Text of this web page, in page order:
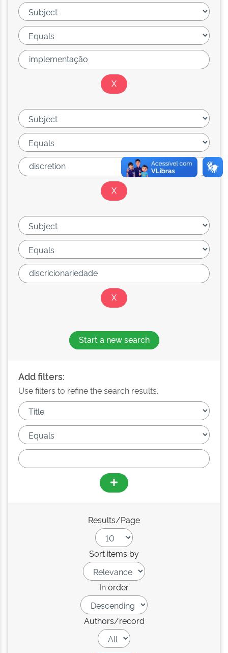
Start a new search
Add filters:
Use filters to refine the search results.
Results/Page
Sort items by
In order
Authors/record